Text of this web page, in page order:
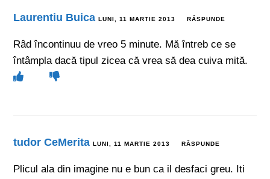
Laurentiu Buica LUNI, 11 MARTIE 2013 RĂSPUNDE
Râd încontinuu de vreo 5 minute. Mă întreb ce se
întâmpla dacă tipul zicea că vrea să dea cuiva mită.
tudor CeMerita LUNI, 11 MARTIE 2013 RĂSPUNDE
Plicul ala din imagine nu e bun ca il desfaci greu. Iti